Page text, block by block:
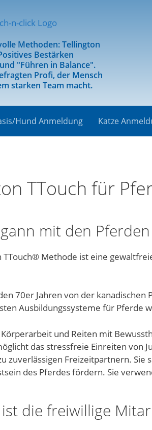
Methoden: Tellington
Bestärken
"Führen in Balance".
Profi, der Mensch
starken Team macht.
Hund Anmeldung Katze
TTouch für
mit den Pferden
TTouch® Methode ist eine
70er Jahren von der
Ausbildungssysteme für Pferde
und Reiten mit
das stressfreie Einreiten von
zuverlässigen Freizeitpartnern.
des Pferdes fördern. Sie
die freiwillige